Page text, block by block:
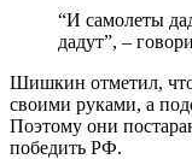
“И самолеты
дадут”, –
Шишкин отметил, что
своими руками, а
Поэтому они
победить РФ.